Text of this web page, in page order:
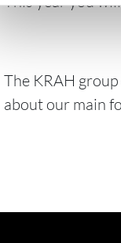
The KRAH
about our main